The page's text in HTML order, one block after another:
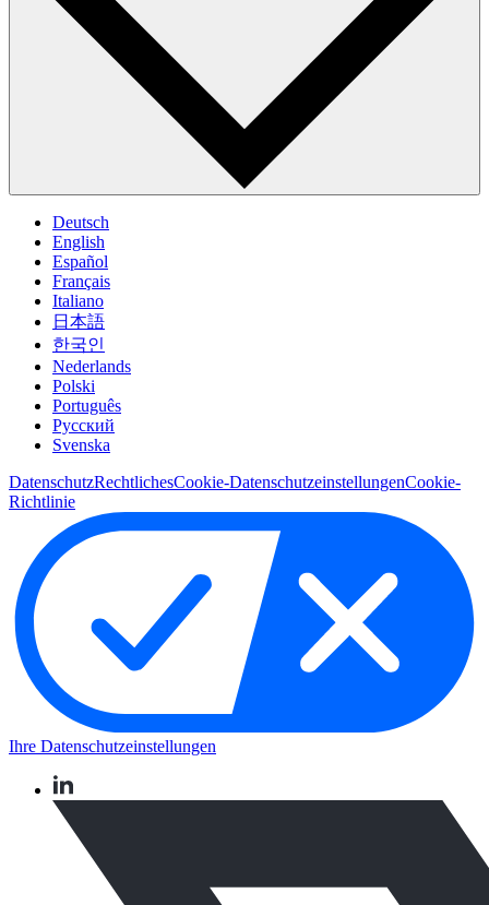
Deutsch
English
Español
Français
Italiano
日本語
한국인
Nederlands
Polski
Português
Pусский
Svenska
DatenschutzRechtlichesCookie-DatenschutzeinstellungenCookie-
Richtlinie
Ihre Datenschutzeinstellungen